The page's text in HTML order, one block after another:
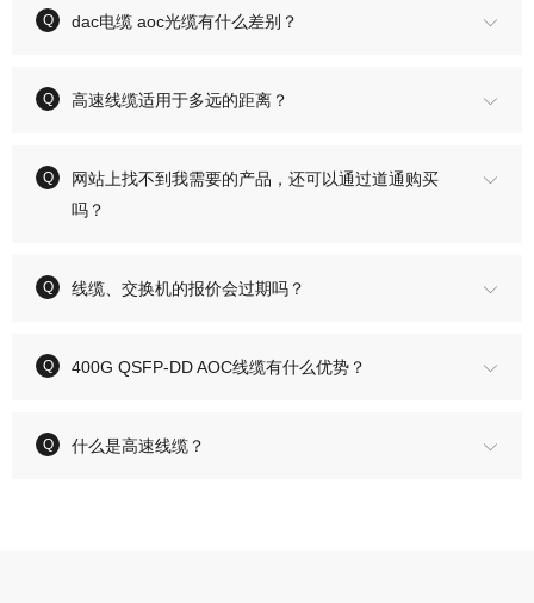
dac电缆 aoc光缆有什么差别？
高速线缆适用于多远的距离？
网站上找不到我需要的产品，还可以通过道通购买
吗？
线缆、交换机的报价会过期吗？
400G QSFP-DD AOC线缆有什么优势？
什么是高速线缆？